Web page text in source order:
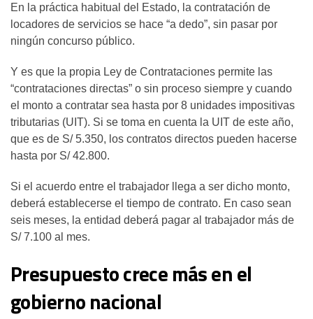
En la práctica habitual del Estado, la contratación de
locadores de servicios se hace “a dedo”, sin pasar por
ningún concurso público.
Y es que la propia Ley de Contrataciones permite las
“contrataciones directas” o sin proceso siempre y cuando
el monto a contratar sea hasta por 8 unidades impositivas
tributarias (UIT). Si se toma en cuenta la UIT de este año,
que es de S/ 5.350, los contratos directos pueden hacerse
hasta por S/ 42.800.
Si el acuerdo entre el trabajador llega a ser dicho monto,
deberá establecerse el tiempo de contrato. En caso sean
seis meses, la entidad deberá pagar al trabajador más de
S/ 7.100 al mes.
Presupuesto crece más en el
gobierno nacional